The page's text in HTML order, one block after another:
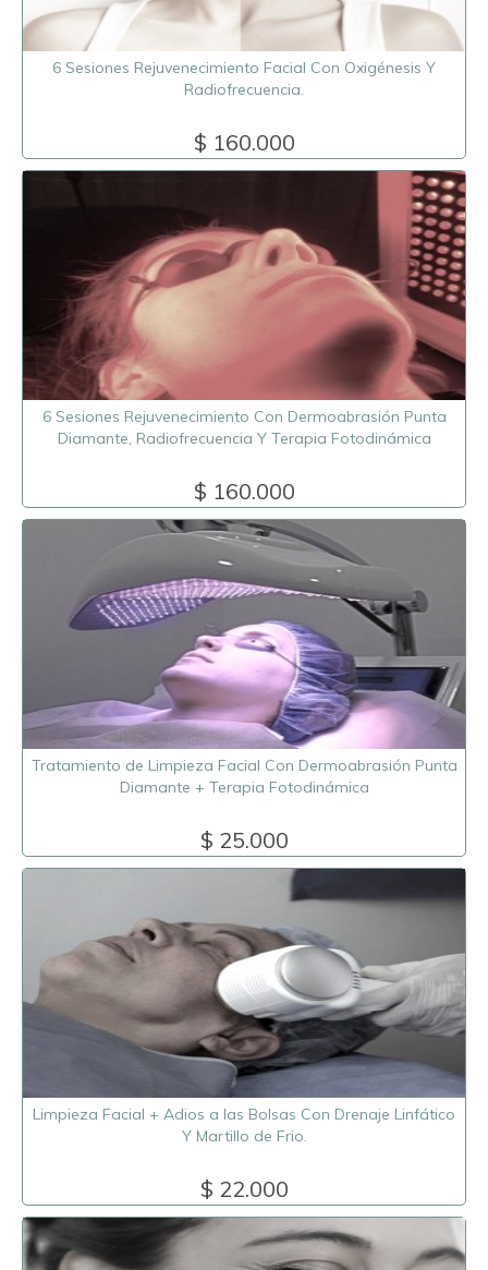
6 Sesiones Rejuvenecimiento Facial Con Oxigénesis Y
Radiofrecuencia.
$ 160.000
6 Sesiones Rejuvenecimiento Con Dermoabrasión Punta
Diamante, Radiofrecuencia Y Terapia Fotodinámica
$ 160.000
Tratamiento de Limpieza Facial Con Dermoabrasión Punta
Diamante + Terapia Fotodinámica
$ 25.000
Limpieza Facial + Adios a las Bolsas Con Drenaje Linfático
Y Martillo de Frio.
$ 22.000